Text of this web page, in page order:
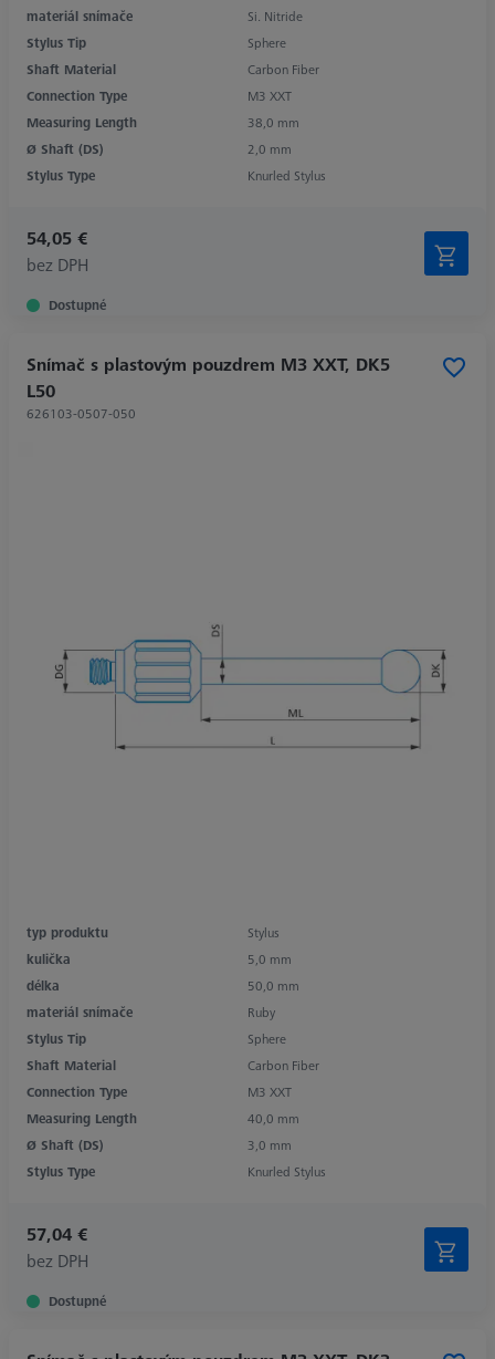
materiál snímače
Si. Nitride
Stylus Tip
Sphere
Shaft Material
Carbon Fiber
Connection Type
M3 XXT
Measuring Length
38,0 mm
Ø Shaft (DS)
2,0 mm
Stylus Type
Knurled Stylus
54,05 €
bez DPH
Dostupné
Snímač s plastovým pouzdrem M3 XXT, DK5
L50
626103-0507-050
typ produktu
Stylus
kulička
5,0 mm
délka
50,0 mm
materiál snímače
Ruby
Stylus Tip
Sphere
Shaft Material
Carbon Fiber
Connection Type
M3 XXT
Measuring Length
40,0 mm
Ø Shaft (DS)
3,0 mm
Stylus Type
Knurled Stylus
57,04 €
bez DPH
Dostupné